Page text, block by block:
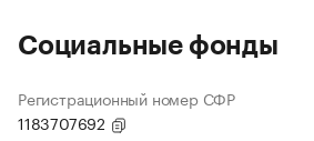
Социальные фонды
Регистрационный номер СФР
1183707692